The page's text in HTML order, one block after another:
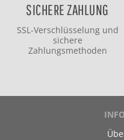
SICHERE ZAHLUNG
SSL-Verschlüsselung und
sichere
Zahlungsmethoden